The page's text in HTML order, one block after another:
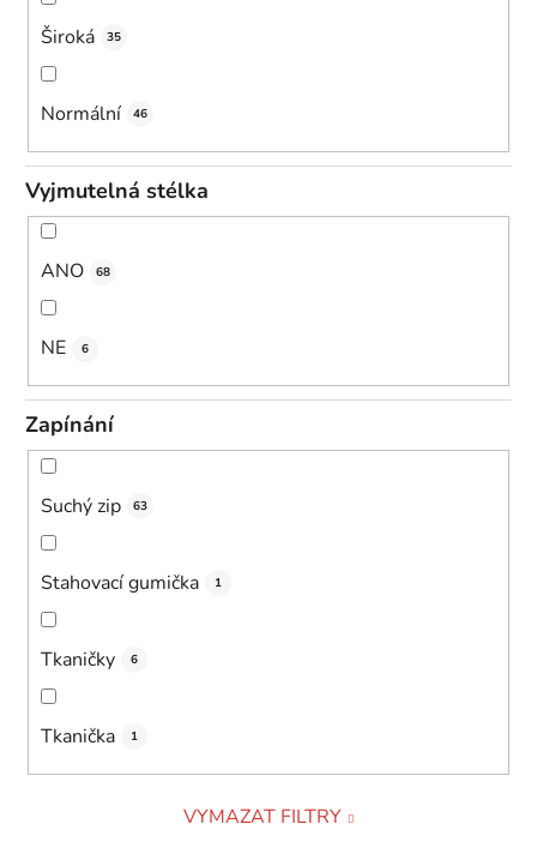
Široká 35
Normální 46
Vyjmutelná stélka
ANO 68
NE 6
Zapínání
Suchý zip 63
Stahovací gumička 1
Tkaničky 6
Tkanička 1
VYMAZAT FILTRY